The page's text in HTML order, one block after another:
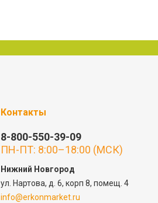
Контакты
8-800-550-39-09
ПН-ПТ: 8:00–18:00 (МСК)
Нижний Новгород
ул. Нартова, д. 6, корп 8, помещ. 4
info@erkonmarket.ru